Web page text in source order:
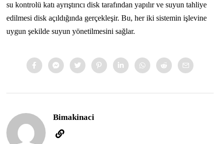
su kontrolü katı ayrıştırıcı disk tarafından yapılır ve suyun tahliye
edilmesi disk açıldığında gerçekleşir. Bu, her iki sistemin işlevine
uygun şekilde suyun yönetilmesini sağlar.
Bimakinaci